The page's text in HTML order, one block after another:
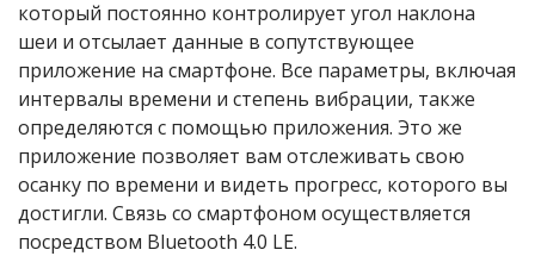
который постоянно контролирует угол наклона
шеи и отсылает данные в сопутствующее
приложение на смартфоне. Все параметры, включая
интервалы времени и степень вибрации, также
определяются с помощью приложения. Это же
приложение позволяет вам отслеживать свою
осанку по времени и видеть прогресс, которого вы
достигли. Связь со смартфоном осуществляется
посредством Bluetooth 4.0 LE.